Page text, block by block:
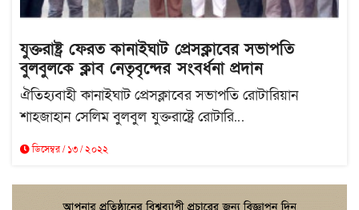
যুক্তরাষ্ট্র ফেরত কানাইঘাট প্রেসক্লাবের সভাপতি
বুলবুলকে ক্লাব নেতৃবৃন্দের সংবর্ধনা প্রদান
ঐতিহ্যবাহী কানাইঘাট প্রেসক্লাবের সভাপতি রোটারিয়ান
শাহজাহান সেলিম বুলবুল যুক্তরাষ্ট্রে রোটারি...
ডিসেম্বর / ১৩ / ২০২২